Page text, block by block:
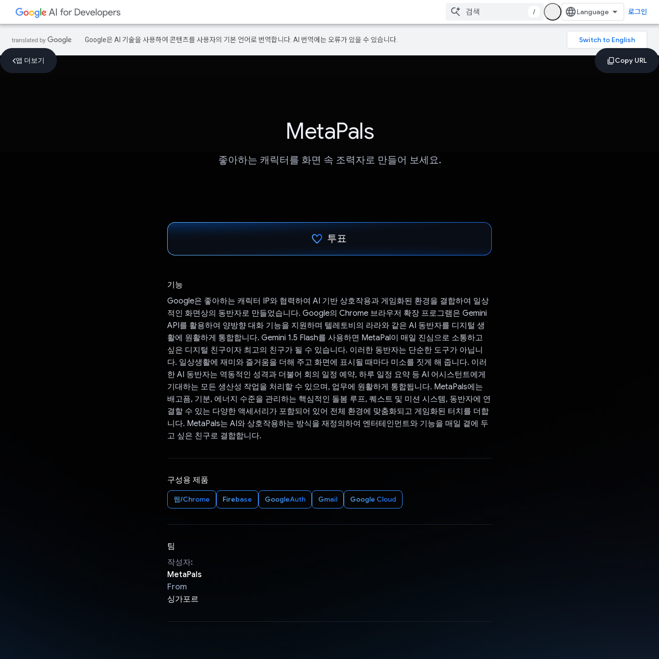
/ 로그인
Google은 AI 기술을 사용하여 콘텐츠를 사용자의 기본 언어로 번역합니다. AI 번역에는 오류가 있을 수 있습니다.
앱 더보기
MetaPals
좋아하는 캐릭터를 화면 속 조력자로 만들어 보세요.
투표
기능
Google은 좋아하는 캐릭터 IP와 협력하여 AI 기반 상호작용과 게임화된 환경을 결합하여 일상
적인 화면상의 동반자로 만들었습니다. Google의 Chrome 브라우저 확장 프로그램은 Gemini
API를 활용하여 양방향 대화 기능을 지원하며 텔레토비의 라라와 같은 AI 동반자를 디지털 생
활에 원활하게 통합합니다. Gemini 1.5 Flash를 사용하면 MetaPal이 매일 진심으로 소통하고
싶은 디지털 친구이자 최고의 친구가 될 수 있습니다. 이러한 동반자는 단순한 도구가 아닙니
다. 일상생활에 재미와 즐거움을 더해 주고 화면에 표시될 때마다 미소를 짓게 해 줍니다. 이러
한 AI 동반자는 역동적인 성격과 더불어 회의 일정 예약, 하루 일정 요약 등 AI 어시스턴트에게
기대하는 모든 생산성 작업을 처리할 수 있으며, 업무에 원활하게 통합됩니다. MetaPals에는
배고픔, 기분, 에너지 수준을 관리하는 핵심적인 돌봄 루프, 퀘스트 및 미션 시스템, 동반자에 연
결할 수 있는 다양한 액세서리가 포함되어 있어 전체 환경에 맞춤화되고 게임화된 터치를 더합
니다. MetaPals는 AI와 상호작용하는 방식을 재정의하여 엔터테인먼트와 기능을 매일 곁에 두
고 싶은 친구로 결합합니다.
구성용 제품
웹/Chrome Firebase GoogleAuth Gmail Google Cloud
팀
작성자:
MetaPals
From
싱가포르